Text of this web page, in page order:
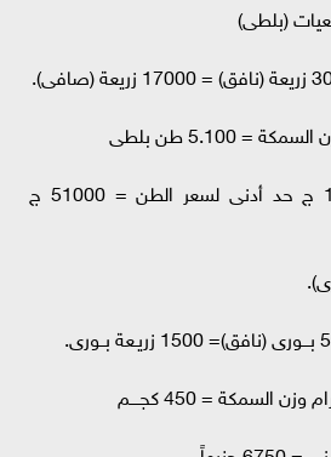
• 5.100 طن × 10000 ج حد أدنى لسعر الطن = 51000 ج